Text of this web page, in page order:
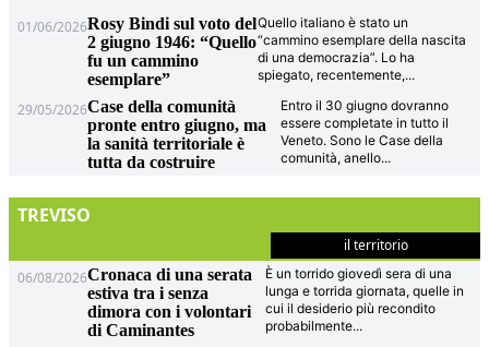
01/06/2026Rosy Bindi sul voto del
2 giugno 1946: “Quello
fu un cammino
esemplare”
Quello italiano è stato un
“cammino esemplare della nascita
di una democrazia”. Lo ha
spiegato, recentemente,...
29/05/2026Case della comunità
pronte entro giugno, ma
la sanità territoriale è
tutta da costruire
Entro il 30 giugno dovranno
essere completate in tutto il
Veneto. Sono le Case della
comunità, anello...
TREVISO
il territorio
06/08/2026Cronaca di una serata
estiva tra i senza
dimora con i volontari
di Caminantes
È un torrido giovedì sera di una
lunga e torrida giornata, quelle in
cui il desiderio più recondito
probabilmente...